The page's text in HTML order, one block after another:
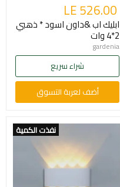
LE 526.00
ابليك اب &داون اسود * ذهبي
2*4 وات
gardenia
شراء سريع
أضف لعربة التسوق
نفذت الكمية